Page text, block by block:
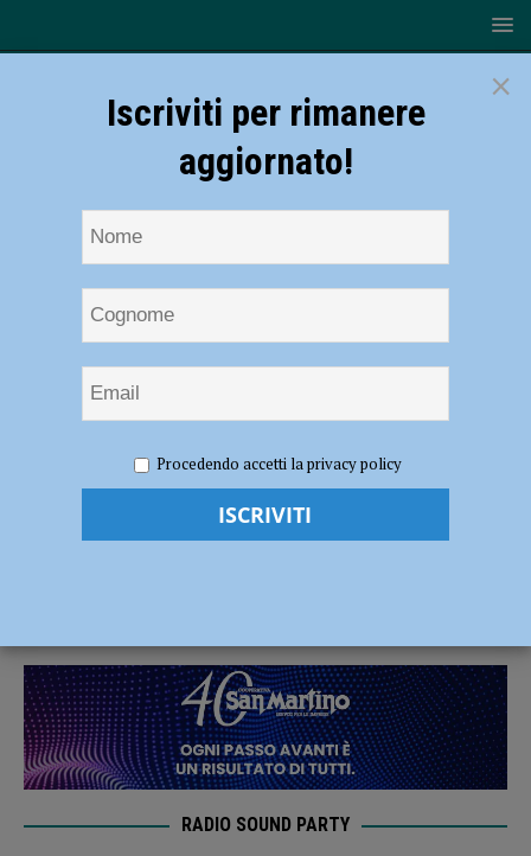
coach della VAP
Volley – Andy Delgado è il nuovo head
RADIO SOUND PARTY
×
Iscriviti per rimanere
aggiornato!
Procedendo accetti la privacy policy